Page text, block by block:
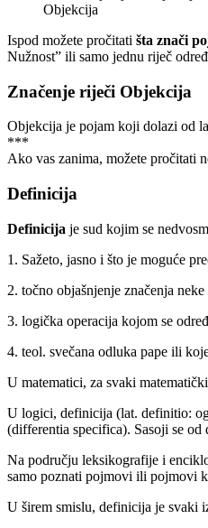
Objekcija
Ispod možete pročitati šta znači
Nužnost” ili samo jednu riječ
Značenje riječi Objekcija
Objekcija je pojam koji dolazi od
***
Ako vas zanima, možete pročitati
Definicija
Definicija je sud kojim se
1. Sažeto, jasno i što je moguće
2. točno objašnjenje značenja
3. logička operacija kojom se
4. teol. svečana odluka pape ili
U matematici, za svaki
U logici, definicija (lat. definitio:
(differentia specifica). Sasoji se
Na području leksikografije i
samo poznati pojmovi ili pojmovi
U širem smislu, definicija je svaki